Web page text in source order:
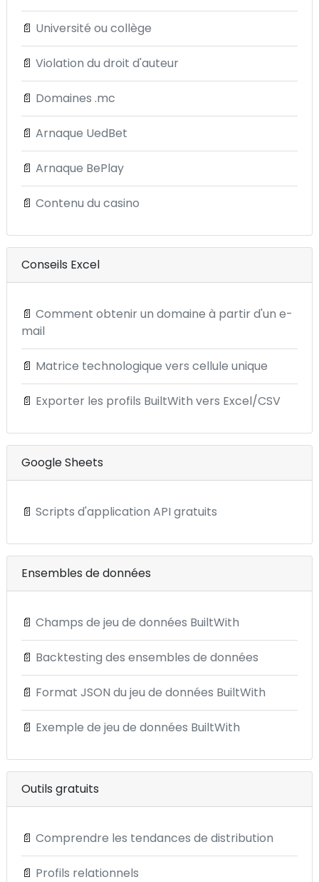
📄 Université ou collège
📄 Violation du droit d'auteur
📄 Domaines .mc
📄 Arnaque UedBet
📄 Arnaque BePlay
📄 Contenu du casino
Conseils Excel
📄 Comment obtenir un domaine à partir d'un e-
mail
📄 Matrice technologique vers cellule unique
📄 Exporter les profils BuiltWith vers Excel/CSV
Google Sheets
📄 Scripts d'application API gratuits
Ensembles de données
📄 Champs de jeu de données BuiltWith
📄 Backtesting des ensembles de données
📄 Format JSON du jeu de données BuiltWith
📄 Exemple de jeu de données BuiltWith
Outils gratuits
📄 Comprendre les tendances de distribution
📄 Profils relationnels